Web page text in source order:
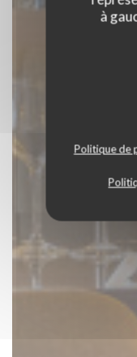
à
Politique de